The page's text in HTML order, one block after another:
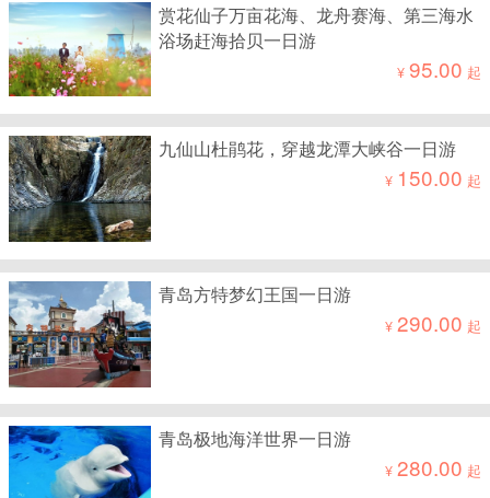
赏花仙子万亩花海、龙舟赛海、第三海水
浴场赶海拾贝一日游
¥95.00 起
九仙山杜鹃花，穿越龙潭大峡谷一日游
¥ 150.00 起
青岛方特梦幻王国一日游
¥290.00 起
青岛极地海洋世界一日游
¥280.00 起